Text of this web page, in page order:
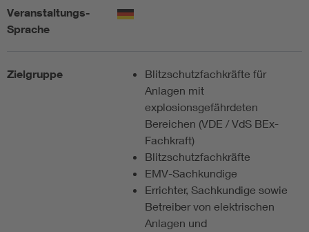
Functional safety
Veranstaltungs-
Sprache
Zielgruppe
Blitzschutzfachkräfte für
Anlagen mit
explosionsgefährdeten
Bereichen (VDE / VdS BEx-
Fachkraft)
Blitzschutzfachkräfte
EMV-Sachkundige
Errichter, Sachkundige sowie
Betreiber von elektrischen
Anlagen und